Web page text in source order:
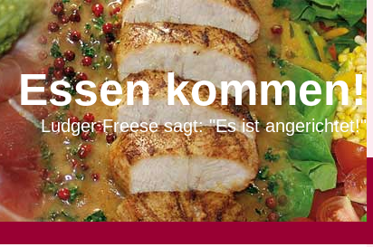
Essen kommen!
Ludger Freese sagt: "Es ist angerichtet!"